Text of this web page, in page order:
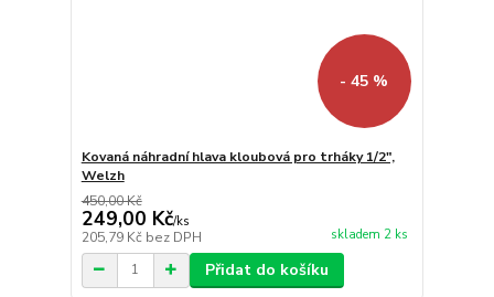
- 45 %
Kovaná náhradní hlava kloubová pro trháky 1/2",
Welzh
450,00 Kč
249,00 Kč/ks
205,79 Kč bez DPH skladem 2 ks
Přidat do košíku